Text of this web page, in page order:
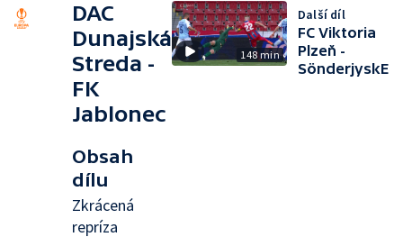
DAC
Dunajská
Streda -
FK
Jablonec
Obsah
dílu
Zkrácená
repríza
148 min
Další díl
FC Viktoria
Plzeň -
SönderjyskE